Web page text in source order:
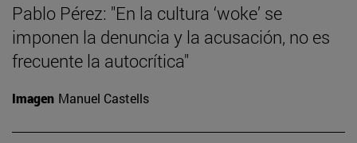
Pablo Pérez: "En la cultura ‘woke’ se
imponen la denuncia y la acusación, no es
frecuente la autocrítica"
Imagen Manuel Castells